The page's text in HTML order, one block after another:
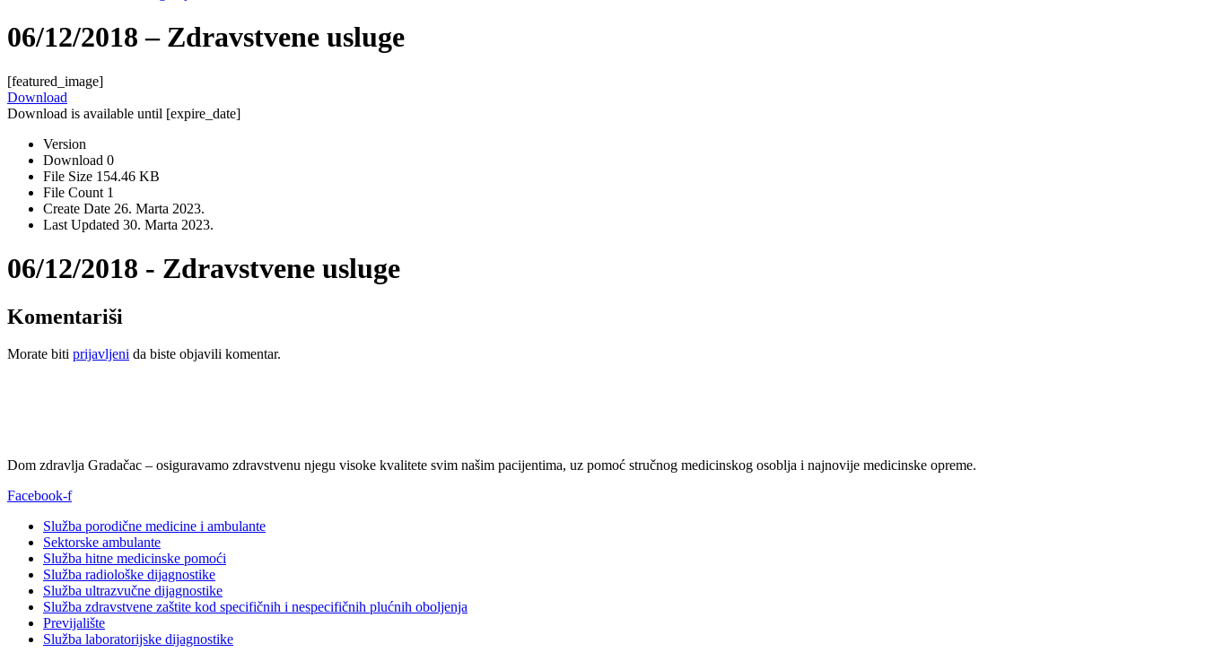
06/12/2018 – Zdravstvene usluge
[featured_image]
Download
Download is available until [expire_date]
Version
Download 0
File Size 154.46 KB
File Count 1
Create Date 26. Marta 2023.
Last Updated 30. Marta 2023.
06/12/2018 - Zdravstvene usluge
Komentariši
Morate biti prijavljeni da biste objavili komentar.
Dom zdravlja Gradačac – osiguravamo zdravstvenu njegu visoke kvalitete svim našim pacijentima, uz pomoć stručnog medicinskog osoblja i najnovije medicinske opreme.
Facebook-f
Služba porodične medicine i ambulante
Sektorske ambulante
Služba hitne medicinske pomoći
Služba radiološke dijagnostike
Služba ultrazvučne dijagnostike
Služba zdravstvene zaštite kod specifičnih i nespecifičnih plućnih oboljenja
Previjalište
Služba laboratorijske dijagnostike